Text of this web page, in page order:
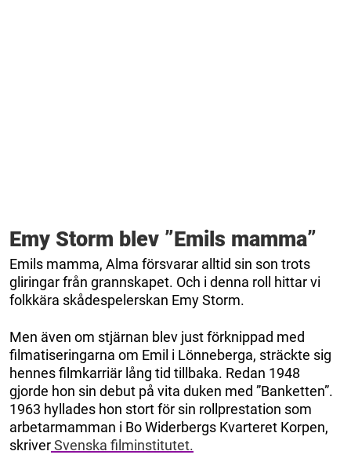
Emy Storm blev ”Emils mamma”
Emils mamma, Alma försvarar alltid sin son trots
gliringar från grannskapet. Och i denna roll hittar vi
folkkära skådespelerskan Emy Storm.
Men även om stjärnan blev just förknippad med
filmatiseringarna om Emil i Lönneberga, sträckte sig
hennes filmkarriär lång tid tillbaka. Redan 1948
gjorde hon sin debut på vita duken med ”Banketten”.
1963 hyllades hon stort för sin rollprestation som
arbetarmamman i Bo Widerbergs Kvarteret Korpen,
skriverSvenska filminstitutet.